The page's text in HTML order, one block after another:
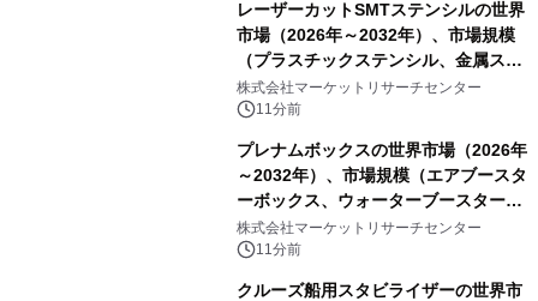
レーザーカットSMTステンシルの世界
市場（2026年～2032年）、市場規模
（プラスチックステンシル、金属ステ
ンシル）・分析レポートを発表
株式会社マーケットリサーチセンター
11分前
プレナムボックスの世界市場（2026年
～2032年）、市場規模（エアブースタ
ーボックス、ウォーターブースターボ
ックス、その他）・分析レポートを発
表
株式会社マーケットリサーチセンター
11分前
クルーズ船用スタビライザーの世界市